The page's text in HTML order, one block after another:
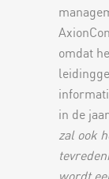
omdat
in de
zal ook